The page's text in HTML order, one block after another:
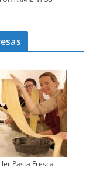
Pasta Fresca